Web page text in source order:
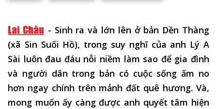
- Sinh ra và lớn lên ở bản Dền Thàng
(xã Sin Suối Hồ), trong suy nghĩ của anh Lý A
Sài luôn đau đáu nỗi niềm làm sao để gia đình
và người dân trong bản có cuộc sống ấm no
hơn ngay chính trên mảnh đất quê hương. Và,
mong muốn ấy càng được anh quyết tâm hiện